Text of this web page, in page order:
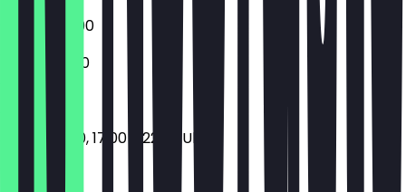
16:00 - 23:00
16:00 - 21:30
11:30 - 15:00, 17:00 - 22:30 Uhr